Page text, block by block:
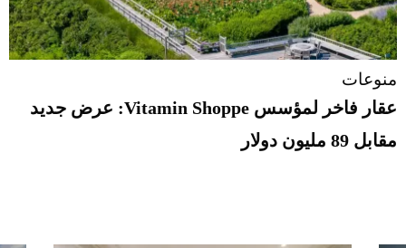
منوعات
عقار فاخر لمؤسس Vitamin Shoppe: عرض جديد
مقابل 89 مليون دولار